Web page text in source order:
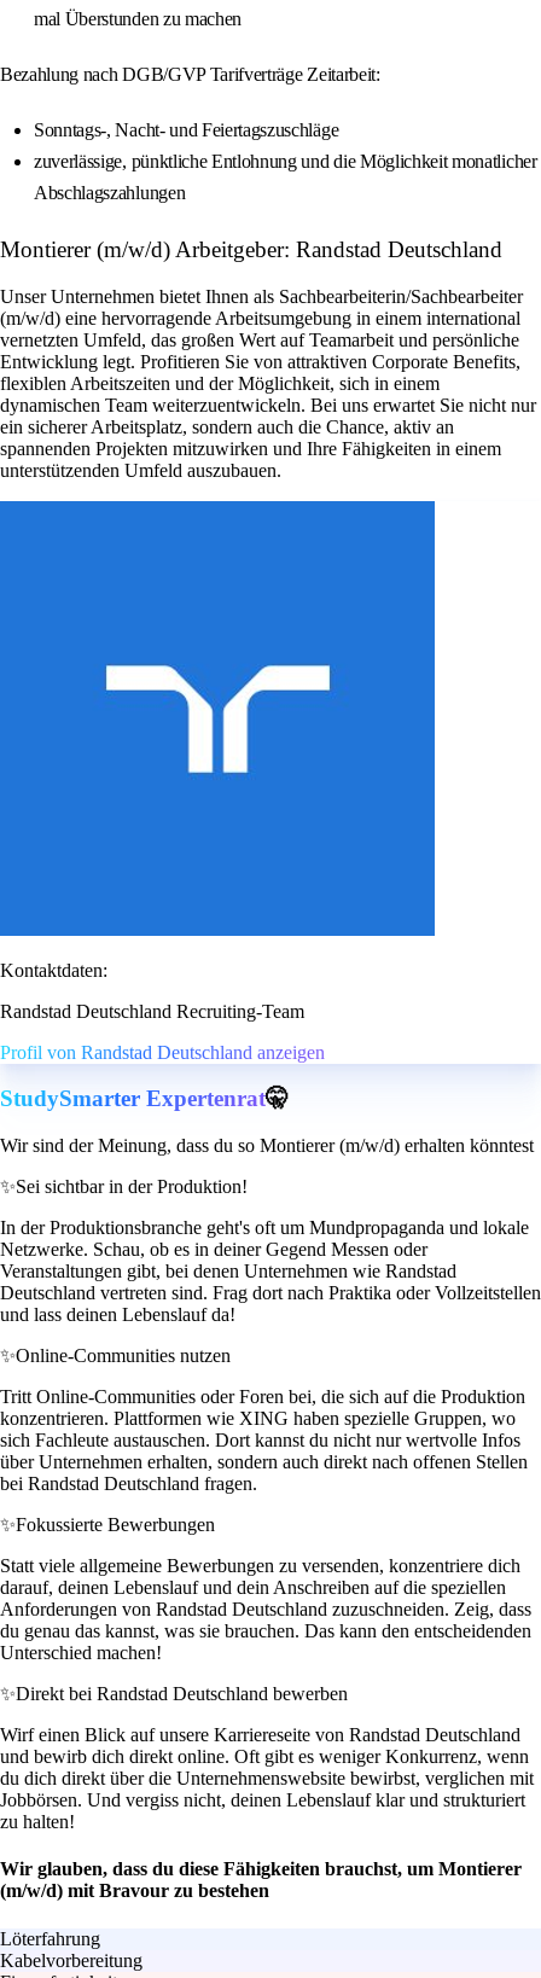
mal Überstunden zu machen
Bezahlung nach DGB/GVP Tarifverträge Zeitarbeit:
Sonntags-, Nacht- und Feiertagszuschläge
zuverlässige, pünktliche Entlohnung und die Möglichkeit monatlicher
Abschlagszahlungen
Montierer (m/w/d) Arbeitgeber: Randstad Deutschland
Unser Unternehmen bietet Ihnen als Sachbearbeiterin/Sachbearbeiter
(m/w/d) eine hervorragende Arbeitsumgebung in einem international
vernetzten Umfeld, das großen Wert auf Teamarbeit und persönliche
Entwicklung legt. Profitieren Sie von attraktiven Corporate Benefits,
flexiblen Arbeitszeiten und der Möglichkeit, sich in einem
dynamischen Team weiterzuentwickeln. Bei uns erwartet Sie nicht nur
ein sicherer Arbeitsplatz, sondern auch die Chance, aktiv an
spannenden Projekten mitzuwirken und Ihre Fähigkeiten in einem
unterstützenden Umfeld auszubauen.
Kontaktdaten:
Randstad Deutschland Recruiting-Team
Profil von Randstad Deutschland anzeigen
StudySmarter Expertenrat🤫
Wir sind der Meinung, dass du so Montierer (m/w/d) erhalten könntest
✨Sei sichtbar in der Produktion!
In der Produktionsbranche geht's oft um Mundpropaganda und lokale
Netzwerke. Schau, ob es in deiner Gegend Messen oder
Veranstaltungen gibt, bei denen Unternehmen wie Randstad
Deutschland vertreten sind. Frag dort nach Praktika oder Vollzeitstellen
und lass deinen Lebenslauf da!
✨Online-Communities nutzen
Tritt Online-Communities oder Foren bei, die sich auf die Produktion
konzentrieren. Plattformen wie XING haben spezielle Gruppen, wo
sich Fachleute austauschen. Dort kannst du nicht nur wertvolle Infos
über Unternehmen erhalten, sondern auch direkt nach offenen Stellen
bei Randstad Deutschland fragen.
✨Fokussierte Bewerbungen
Statt viele allgemeine Bewerbungen zu versenden, konzentriere dich
darauf, deinen Lebenslauf und dein Anschreiben auf die speziellen
Anforderungen von Randstad Deutschland zuzuschneiden. Zeig, dass
du genau das kannst, was sie brauchen. Das kann den entscheidenden
Unterschied machen!
✨Direkt bei Randstad Deutschland bewerben
Wirf einen Blick auf unsere Karriereseite von Randstad Deutschland
und bewirb dich direkt online. Oft gibt es weniger Konkurrenz, wenn
du dich direkt über die Unternehmenswebsite bewirbst, verglichen mit
Jobbörsen. Und vergiss nicht, deinen Lebenslauf klar und strukturiert
zu halten!
Wir glauben, dass du diese Fähigkeiten brauchst, um Montierer
(m/w/d) mit Bravour zu bestehen
Löterfahrung
Kabelvorbereitung